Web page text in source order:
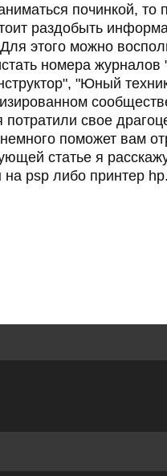
починкой,
раздобыть
этого можно
номера журналов
"Юный
свое
поможет вам
статье я
на psp либо принтер